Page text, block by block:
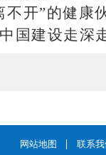
开”的健康
国建设走深
网站地图 联系我